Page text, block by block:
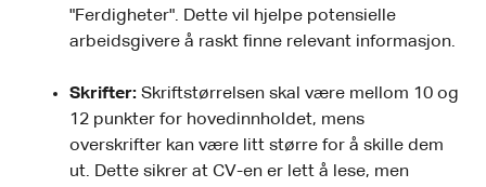
"Ferdigheter". Dette vil hjelpe potensielle
arbeidsgivere å raskt finne relevant informasjon.
Skrifter: Skriftstørrelsen skal være mellom 10 og
12 punkter for hovedinnholdet, mens
overskrifter kan være litt større for å skille dem
ut. Dette sikrer at CV-en er lett å lese, men